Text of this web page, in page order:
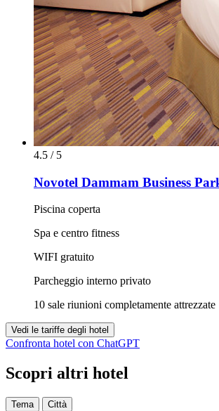
4.5 / 5
Novotel Dammam Business
Piscina coperta
Spa e centro fitness
WIFI gratuito
Parcheggio interno privato
10 sale riunioni completamente attrezzate
Vedi le tariffe degli hotel
Confronta hotel con ChatGPT
Scopri altri hotel
Tema Città